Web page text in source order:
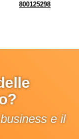
800125298
e il